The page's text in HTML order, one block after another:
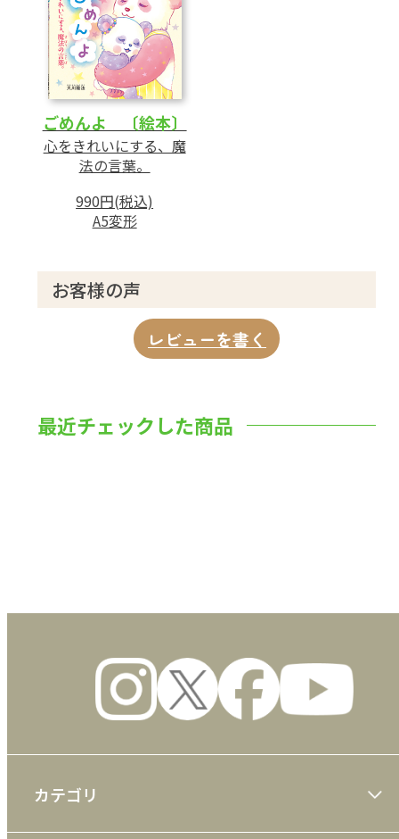
ごめんよ 〔絵本〕
心をきれいにする、魔
法の言葉。
990円(税込)
A5変形
お客様の声
レビューを書く
最近チェックした商品
カテゴリ